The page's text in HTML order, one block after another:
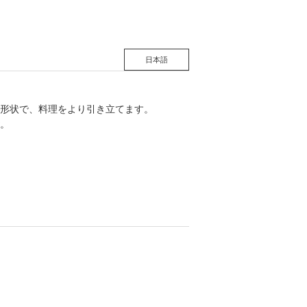
日本語
状で、料理をより引き立てます。